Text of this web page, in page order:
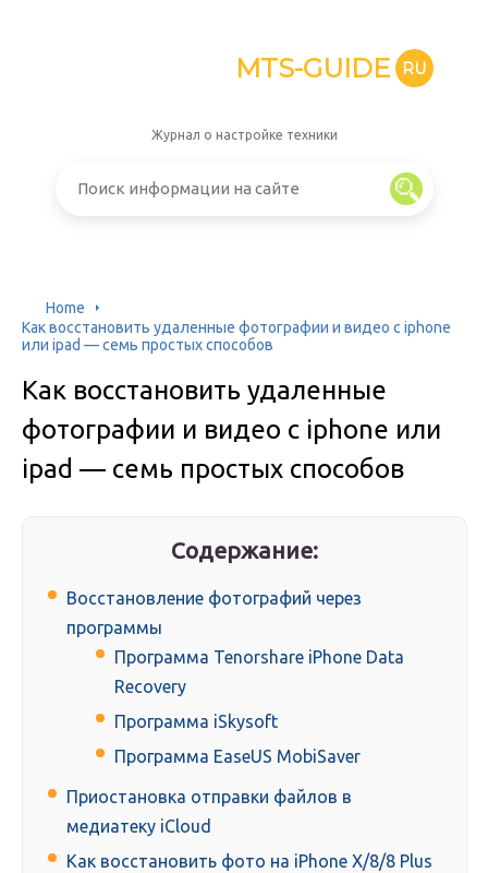
MTS-GUIDE RU
Журнал о настройке техники
Home
Как восстановить удаленные фотографии и видео с iphone
или ipad — семь простых способов
Как восстановить удаленные
фотографии и видео с iphone или
ipad — семь простых способов
Содержание:
Восстановление фотографий через
программы
Программа Tenorshare iPhone Data
Recovery
Программа iSkysoft
Программа EaseUS MobiSaver
Приостановка отправки файлов в
медиатеку iCloud
Как восстановить фото на iPhone X/8/8 Plus